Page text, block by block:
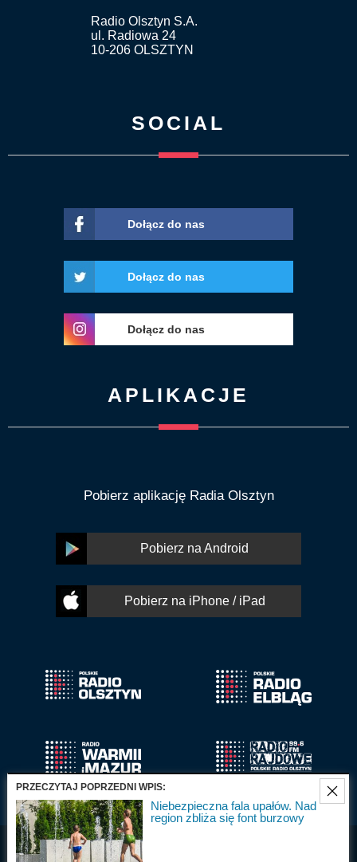
Radio Olsztyn S.A.
ul. Radiowa 24
10-206 OLSZTYN
SOCIAL
Dołącz do nas
Dołącz do nas
Dołącz do nas
APLIKACJE
Pobierz aplikację Radia Olsztyn
Pobierz na Android
Pobierz na iPhone / iPad
Radio Olsztyn S.A.
PRZECZYTAJ POPRZEDNI WPIS:
Niebezpieczna fala upałów. Nad
region zbliża się font burzowy